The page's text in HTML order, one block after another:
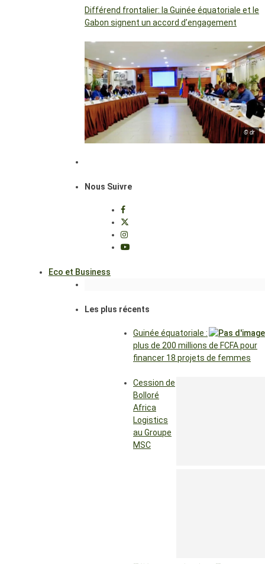
Différend frontalier: la Guinée équatoriale et le
Gabon signent un accord d’engagement
© dr
Nous Suivre
Eco et Business
Les plus récents
Guinée équatoriale :
plus de 200 millions de FCFA pour
financer 18 projets de femmes
Cession de
Bolloré
Africa
Logistics
au Groupe
MSC